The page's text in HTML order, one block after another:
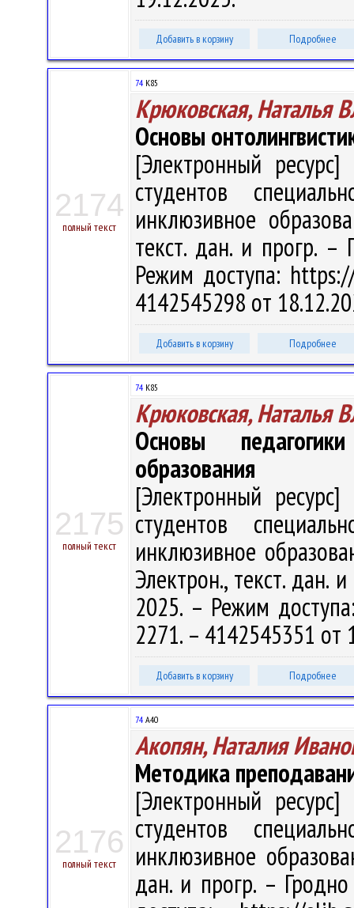
Добавить в корзину Подробнее
2174
полный текст
74 К85
Крюковская, Наталья
Основы
[Электронный
студентов
инклюзивное
текст. дан. и прогр.
Режим доступа:
4142545298 от
Добавить в корзину Подробнее
2175
полный текст
74 К85
Крюковская, Наталья
Основы
образования
[Электронный
студентов
инклюзивное
Электрон., текст. дан.
2025. – Режим
2271. – 4142545351 от
Добавить в корзину Подробнее
2176
полный текст
74 А40
Акопян, Наталия
Методика
[Электронный
студентов
инклюзивное
дан. и прогр. –